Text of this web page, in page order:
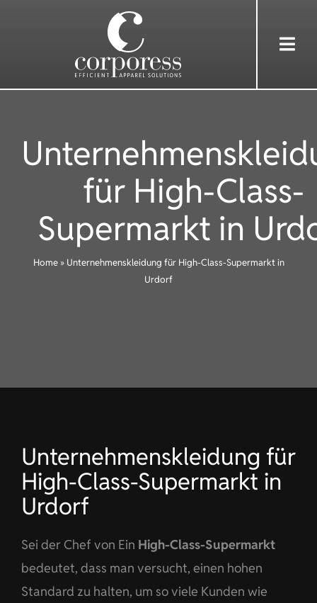
ÜBER UNS
DIENSTLEISTUNGEN
DE
für High-Class-
Supermarkt in
Home» Unternehmenskleidung für High-Class-Supermarkt in
Urdorf
Unternehmenskleidung für
High-Class-Supermarkt in
Urdorf
Sei der Chef von Ein High-Class-Supermarkt
bedeutet, dass man versucht, einen hohen
Standard zu halten, um so viele Kunden wie